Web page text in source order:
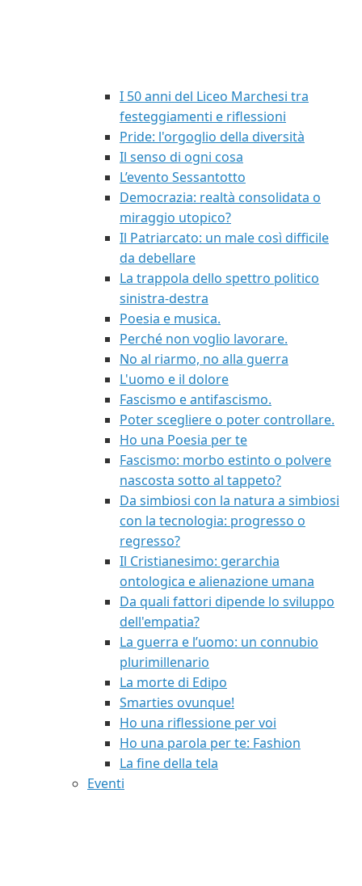
I 50 anni del Liceo Marchesi tra
festeggiamenti e riflessioni
Pride: l'orgoglio della diversità
Il senso di ogni cosa
L’evento Sessantotto
Democrazia: realtà consolidata o
miraggio utopico?
Il Patriarcato: un male così difficile
da debellare
La trappola dello spettro politico
sinistra-destra
Poesia e musica.
Perché non voglio lavorare.
No al riarmo, no alla guerra
L'uomo e il dolore
Fascismo e antifascismo.
Poter scegliere o poter controllare.
Ho una Poesia per te
Fascismo: morbo estinto o polvere
nascosta sotto al tappeto?
Da simbiosi con la natura a simbiosi
con la tecnologia: progresso o
regresso?
Il Cristianesimo: gerarchia
ontologica e alienazione umana
Da quali fattori dipende lo sviluppo
dell'empatia?
La guerra e l’uomo: un connubio
plurimillenario
La morte di Edipo
Smarties ovunque!
Ho una riflessione per voi
Ho una parola per te: Fashion
La fine della tela
Eventi